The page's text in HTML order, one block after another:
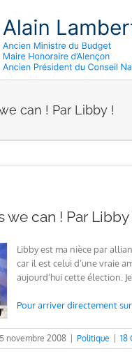
can ! Par Libby !
we can ! Par Libby
Libby est ma nièce par
car il est celui d’une vraie
aujourd’hui cette élection.
Pour arriver directement
5 novembre 2008 Politique 18